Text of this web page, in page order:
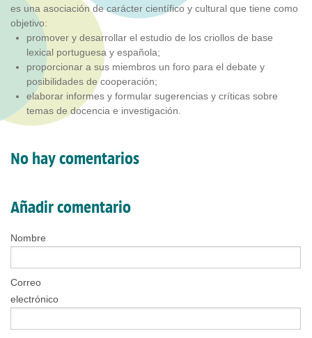
es una asociación de carácter científico y cultural que tiene como
objetivo:
promover y desarrollar el estudio de los criollos de base
lexical portuguesa y española;
proporcionar a sus miembros un foro para el debate y
posibilidades de cooperación;
elaborar informes y formular sugerencias y críticas sobre
temas de docencia e investigación.
No hay comentarios
Añadir comentario
Nombre
Correo
electrónico